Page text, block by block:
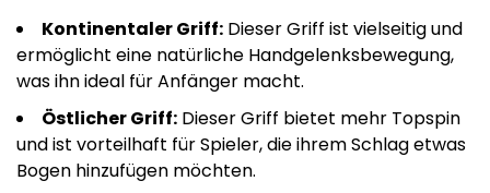
Kontinentaler Griff: Dieser Griff ist vielseitig und
ermöglicht eine natürliche Handgelenksbewegung,
was ihn ideal für Anfänger macht.
Östlicher Griff: Dieser Griff bietet mehr Topspin
und ist vorteilhaft für Spieler, die ihrem Schlag etwas
Bogen hinzufügen möchten.